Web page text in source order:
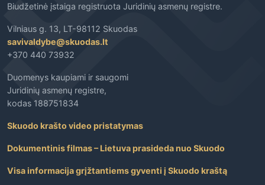
Biudžetinė įstaiga registruota Juridinių asmenų registre.
Vilniaus g. 13, LT-98112 Skuodas
savivaldybe@skuodas.lt
+370 440 73932
Duomenys kaupiami ir saugomi
Juridinių asmenų registre,
kodas 188751834
Skuodo krašto video pristatymas
Dokumentinis filmas – Lietuva prasideda nuo Skuodo
Visa informacija grįžtantiems gyventi į Skuodo kraštą